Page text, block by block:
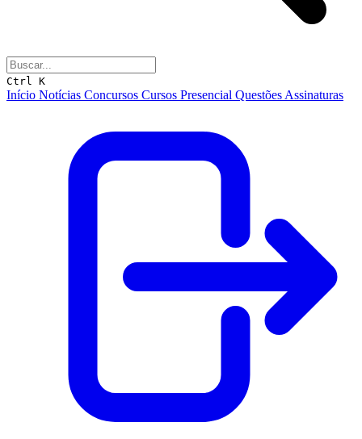
Ctrl K
Início Notícias Concursos Cursos Presencial Questões Assinaturas